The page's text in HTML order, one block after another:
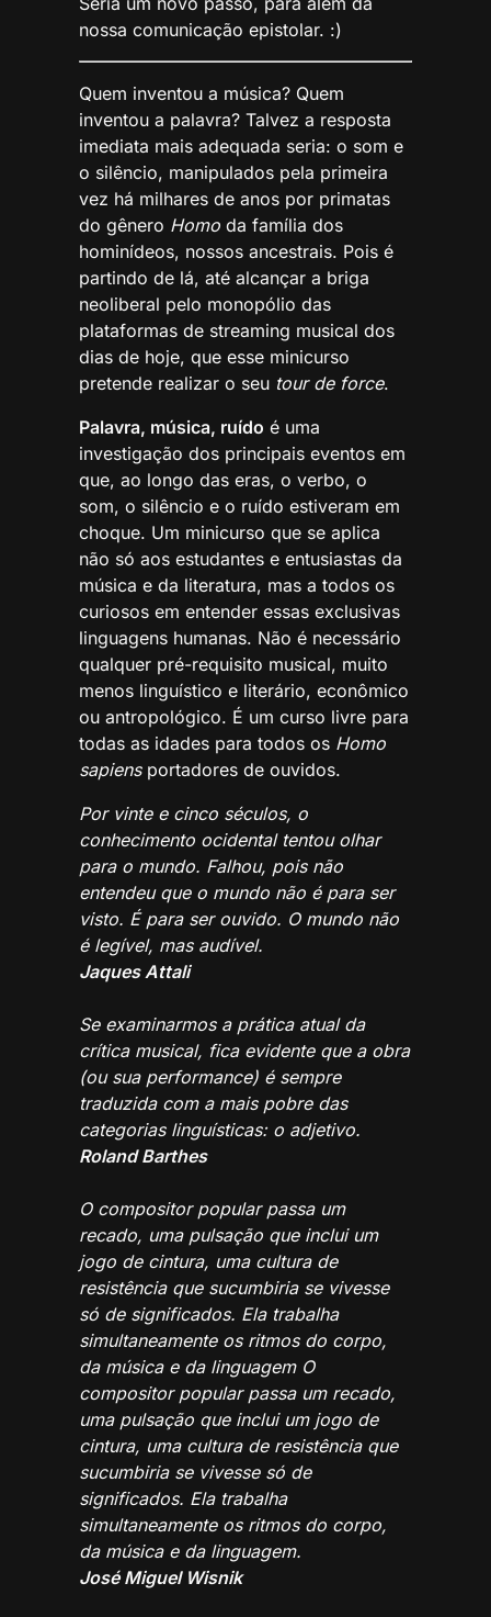
nossa comunicação epistolar. :)
Quem inventou a música? Quem
inventou a palavra? Talvez a resposta
imediata mais adequada seria: o som e
o silêncio, manipulados pela primeira
vez há milhares de anos por primatas
do gênero Homo da família dos
hominídeos, nossos ancestrais. Pois é
partindo de lá, até alcançar a briga
neoliberal pelo monopólio das
plataformas de streaming musical dos
dias de hoje, que esse minicurso
pretende realizar o seu tour de force.
Palavra, música, ruído é uma
investigação dos principais eventos em
que, ao longo das eras, o verbo, o
som, o silêncio e o ruído estiveram em
choque. Um minicurso que se aplica
não só aos estudantes e entusiastas da
música e da literatura, mas a todos os
curiosos em entender essas exclusivas
linguagens humanas. Não é necessário
qualquer pré-requisito musical, muito
menos linguístico e literário, econômico
ou antropológico. É um curso livre para
todas as idades para todos os Homo
sapiensportadores de ouvidos.
Por vinte e cinco séculos, o
conhecimento ocidental tentou olhar
para o mundo. Falhou, pois não
entendeu que o mundo não é para ser
visto. É para ser ouvido. O mundo não
é legível, mas audível.
Jaques Attali
Se examinarmos a prática atual da
crítica musical, fica evidente que a obra
(ou sua performance) é sempre
traduzida com a mais pobre das
categorias linguísticas: o adjetivo.
Roland Barthes
O compositor popular passa um
recado, uma pulsação que inclui um
jogo de cintura, uma cultura de
resistência que sucumbiria se vivesse
só de significados. Ela trabalha
simultaneamente os ritmos do corpo,
da música e da linguagem O
compositor popular passa um recado,
uma pulsação que inclui um jogo de
cintura, uma cultura de resistência que
sucumbiria se vivesse só de
significados. Ela trabalha
simultaneamente os ritmos do corpo,
da música e da linguagem.
José Miguel Wisnik